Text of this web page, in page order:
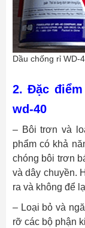
Dầu chống rỉ WD-
2. Đặc
wd-40
– Bôi trơn và
phẩm có khả
chóng bôi trơn
và dây chuyền.
ra và không để
– Loại bỏ và
rỡ các bộ phận